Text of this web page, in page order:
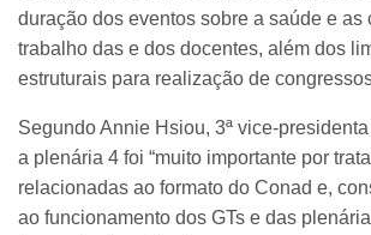
duração dos eventos sobre a saúde e as
trabalho das e dos docentes, além dos
estruturais para realização de
Segundo Annie Hsiou, 3ª vice-
a plenária 4 foi “muito importante por
relacionadas ao formato do Conad e,
ao funcionamento dos GTs e das